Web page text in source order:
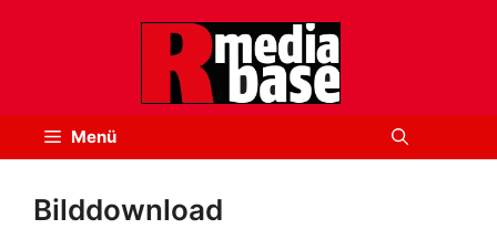
Menü
Bilddownload